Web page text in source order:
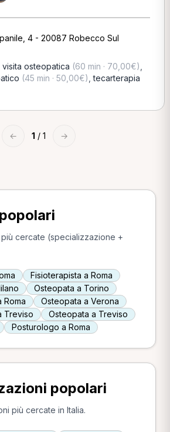
4 - 20087 Robecco Sul
visita osteopatica (60 min · 70,00€)
(45 min · 50,00€) ,tecarterapia
← 1 / 1 →
cercate (specializzazione +
Fisioterapista a Roma
Osteopata a Torino
Roma
Osteopata a Verona
Treviso
Osteopata a Treviso
Posturologo a Roma
popolari
più cercate in Italia.